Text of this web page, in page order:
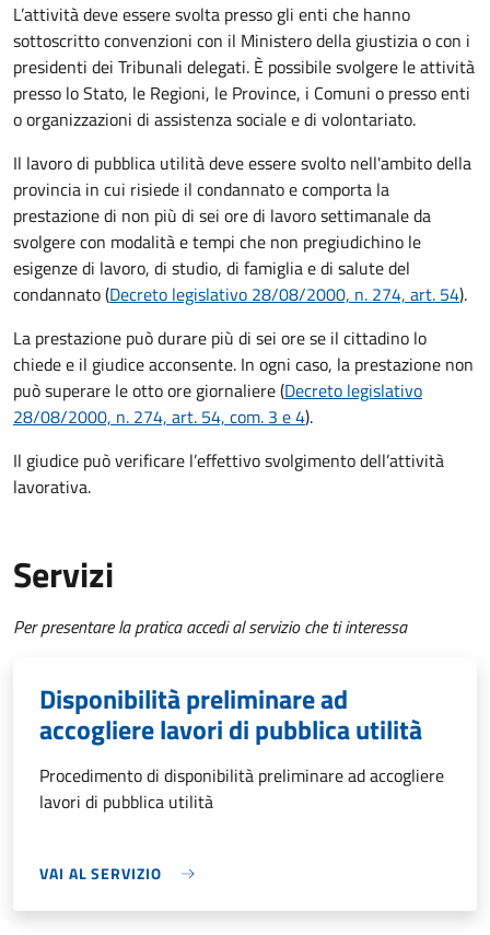
L’attività deve essere svolta presso gli enti che hanno
sottoscritto convenzioni con il Ministero della giustizia o con i
presidenti dei Tribunali delegati. È possibile svolgere le attività
presso lo Stato, le Regioni, le Province, i Comuni o presso enti
o organizzazioni di assistenza sociale e di volontariato.
Il lavoro di pubblica utilità deve essere svolto nell'ambito della
provincia in cui risiede il condannato e comporta la
prestazione di non più di sei ore di lavoro settimanale da
svolgere con modalità e tempi che non pregiudichino le
esigenze di lavoro, di studio, di famiglia e di salute del
condannato (Decreto legislativo 28/08/2000, n. 274, art. 54).
La prestazione può durare più di sei ore se il cittadino lo
chiede e il giudice acconsente. In ogni caso, la prestazione non
può superare le otto ore giornaliere (Decreto legislativo
28/08/2000, n. 274, art. 54, com. 3 e 4).
Il giudice può verificare l’effettivo svolgimento dell’attività
lavorativa.
Servizi
Per presentare la pratica accedi al servizio che ti interessa
Disponibilità preliminare ad
accogliere lavori di pubblica utilità
Procedimento di disponibilità preliminare ad accogliere
lavori di pubblica utilità
VAI AL SERVIZIO